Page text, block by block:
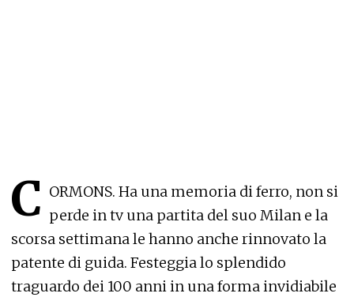
C ORMONS. Ha una memoria di ferro, non si
perde in tv una partita del suo Milan e la
scorsa settimana le hanno anche rinnovato la
patente di guida. Festeggia lo splendido
traguardo dei 100 anni in una forma invidiabile